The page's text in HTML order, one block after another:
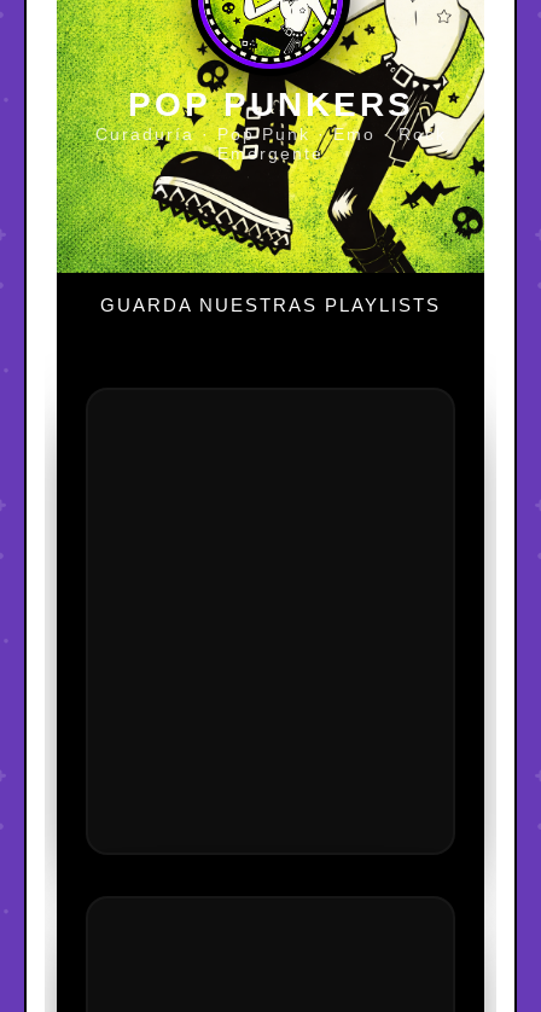
POP PUNKERS
Curaduría · Pop Punk · Emo · Rock
Emergente
GUARDA NUESTRAS PLAYLISTS